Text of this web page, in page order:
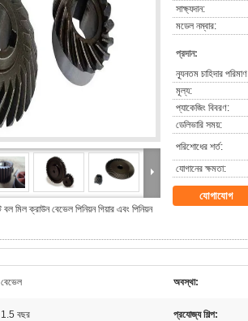
মিল ক্রাউন বেভেল পিনিয়ন গিয়ার এবং পিনিয়ন
সাক্ষ্যদান:
মডেল নম্বার:
প্রদান:
ন্যূনতম চাহিদার
মূল্য:
প্যাকেজিং বিবরণ:
ডেলিভারি সময়:
পরিশোধের শর্ত:
যোগানের ক্ষমতা:
যোগাযোগ
বেভেল অবস্থা:
1.5 বছর প্রযোজ্য শিল্প: